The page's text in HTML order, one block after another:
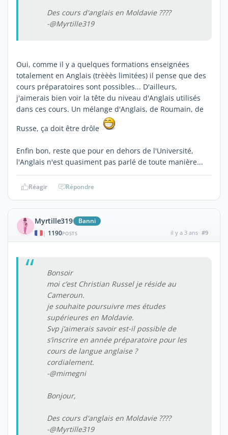
Des cours d'anglais en Moldavie ????
-@Myrtille319
Oui, comme il y a quelques formations enseignées
totalement en Anglais (trèèès limitées) il pense que des
cours préparatoires sont possibles... D'ailleurs,
j'aimerais bien voir la tête du niveau d'Anglais utilisés
dans ces cours. Un mélange d'Anglais, de Roumain, de
Russe, ça doit être drôle
Enfin bon, reste que pour en dehors de l'Université,
l'Anglais n'est quasiment pas parlé de toute manière...
Réagir Répondre
Myrtille319 Banni
| 1190POSTS il y a 3 ans #9
Bonsoir
moi c’est Christian Russel je réside au
Cameroun.
je souhaite poursuivre mes études
supérieures en Moldavie.
Svp j’aimerais savoir est-il possible de
s’inscrire en année préparatoire pour les
cours de langue anglaise ?
cordialement.
-@mimegni
Bonjour,
Des cours d'anglais en Moldavie ????
-@Myrtille319